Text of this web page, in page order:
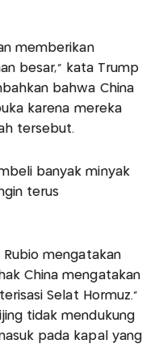
memberikan
besar,” kata Trump
bahwa China
karena mereka
tersebut.
banyak minyak
terus
Rubio mengatakan
China mengatakan
Selat Hormuz.”
tidak mendukung
pada kapal yang